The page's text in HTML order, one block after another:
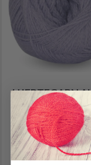
HJERTEGARN
400
7.90 €